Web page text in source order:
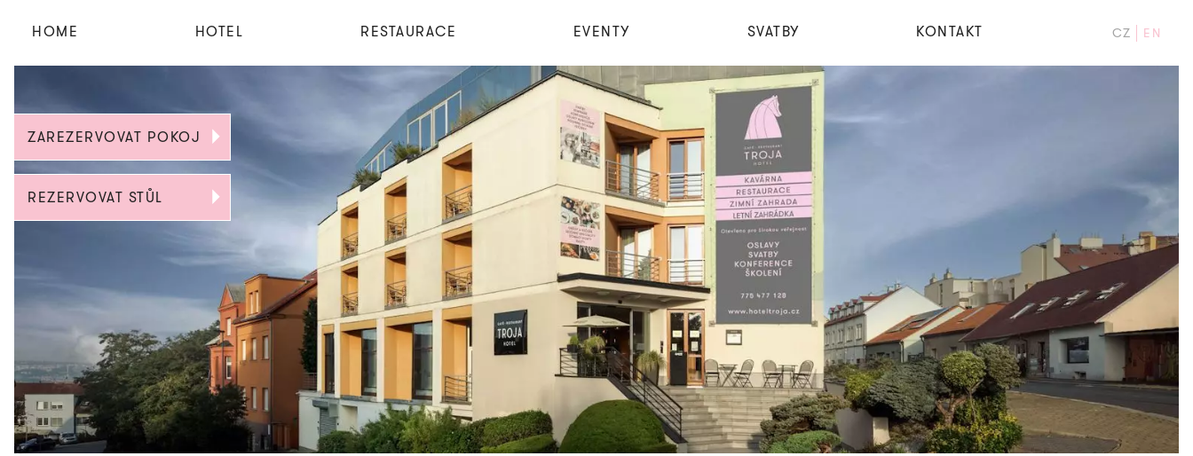
HOME HOTEL RESTAURACE EVENTY SVATBY KONTAKT CZ EN
ZAREZERVOVAT POKOJ
REZERVOVAT STŮL